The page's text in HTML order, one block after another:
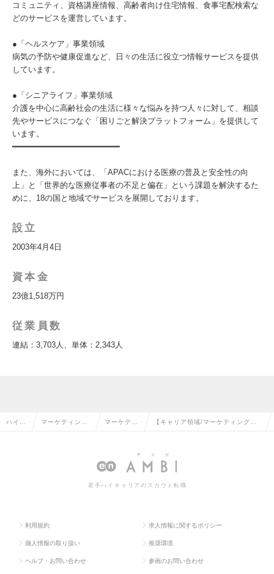
コミュニティ、資格講座情報、高齢者向け住宅情報、食事宅配検索な
どのサービスを運営しています。
●「ヘルスケア」事業領域
病気の予防や健康促進など、日々の生活に役立つ情報サービスを提供
しています。
●「シニアライフ」事業領域
介護を中心に高齢社会の生活に様々な悩みを持つ人々に対して、相談
先やサービスにつなぐ「困りごと解決プラットフォーム」を提供して
います。
━━━━━━━━━━━━━━━━━━━━━━
また、海外においては、「APACにおける医療の普及と安全性の向
上」と「世界的な医療従事者の不足と偏在」という課題を解決するた
めに、18の国と地域でサービスを展開しております。
設立
2003年4月4日
資本金
23億1,518万円
従業員数
連結：3,703人、単体：2,343人
ハイク マーケティン マーケティ
企画の転職
【キャリア領域/マーケティングマ
献度の高いビジネスの求人情報
若手ハイキャリアのスカウト転職
利用規約 求人情報に関するポリシー
個人情報の取り扱い 推奨環境
ヘルプ・お問い合わせ 参画のお問い合わせ